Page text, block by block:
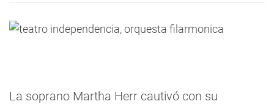
La soprano Martha Herr cautivó con su